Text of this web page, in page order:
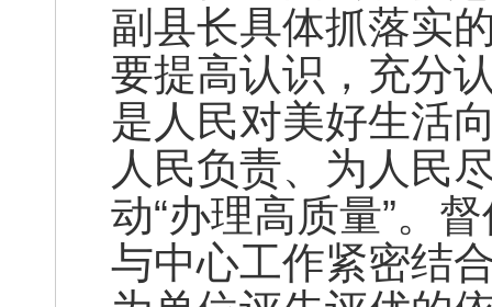
副县长具体抓落实
要提高认识，充分
是人民对美好生活
人民负责、为人民
动“办理高质量”。
与中心工作紧密结